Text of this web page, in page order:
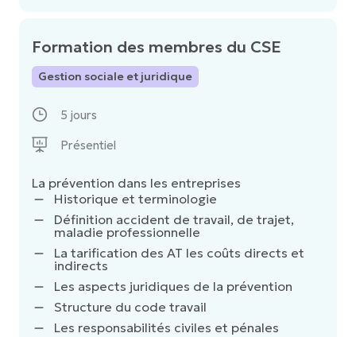
Formation des membres du CSE
Gestion sociale et juridique
La prévention dans les entreprises
Historique et terminologie
Définition accident de travail, de trajet,
maladie professionnelle
La tarification des AT les coûts directs et
indirects
Les aspects juridiques de la prévention
Structure du code travail
Les responsabilités civiles et pénales
5 jours
Présentiel